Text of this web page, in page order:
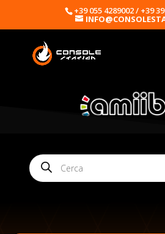
+39 055 4289002 / +39
Products
search